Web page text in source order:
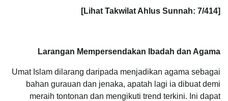
[Lihat Takwilat Ahlus Sunnah: 7/414]
Larangan Mempersendakan Ibadah dan Agama
Umat Islam dilarang daripada menjadikan agama sebagai
bahan gurauan dan jenaka, apatah lagi ia dibuat demi
meraih tontonan dan mengikuti trend terkini. Ini dapat